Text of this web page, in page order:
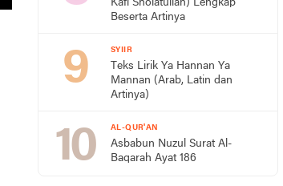
Kafi Sholatullah) Lengkap
Beserta Artinya
SYIIR
Teks Lirik Ya Hannan Ya
Mannan (Arab, Latin dan
Artinya)
AL-QUR'AN
Asbabun Nuzul Surat Al-
Baqarah Ayat 186